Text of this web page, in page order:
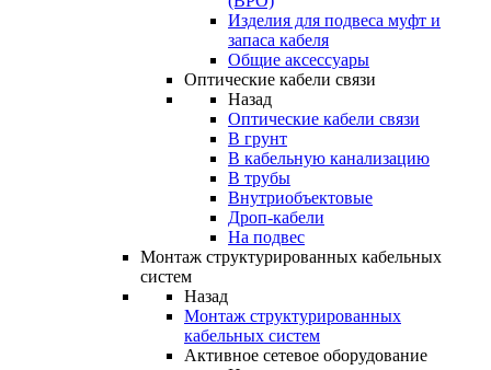
Изделия для подвеса муфт и
запаса кабеля
Общие аксессуары
Оптические кабели связи
Назад
Оптические кабели связи
В грунт
В кабельную канализацию
В трубы
Внутриобъектовые
Дроп-кабели
На подвес
Монтаж структурированных кабельных
систем
Назад
Монтаж структурированных
кабельных систем
Активное сетевое оборудование